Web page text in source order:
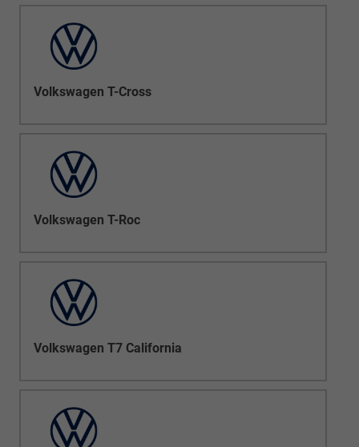
Volkswagen T-Cross
Volkswagen T-Roc
Volkswagen T7 California